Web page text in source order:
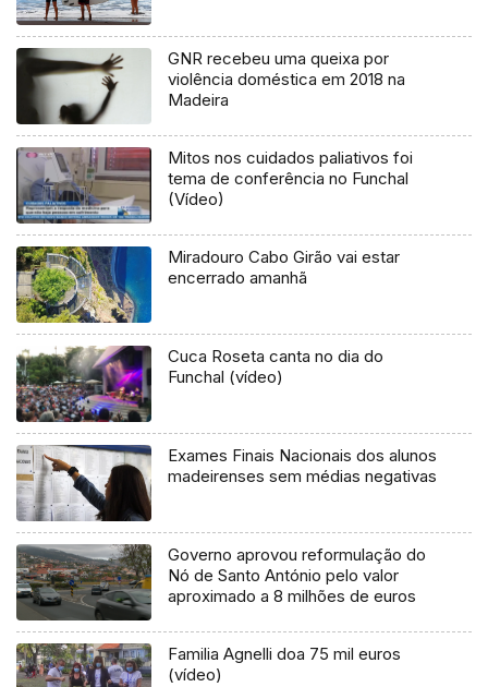
GNR recebeu uma queixa por
violência doméstica em 2018 na
Madeira
Mitos nos cuidados paliativos foi
tema de conferência no Funchal
(Vídeo)
Miradouro Cabo Girão vai estar
encerrado amanhã
Cuca Roseta canta no dia do
Funchal (vídeo)
Exames Finais Nacionais dos alunos
madeirenses sem médias negativas
Governo aprovou reformulação do
Nó de Santo António pelo valor
aproximado a 8 milhões de euros
Familia Agnelli doa 75 mil euros
(vídeo)